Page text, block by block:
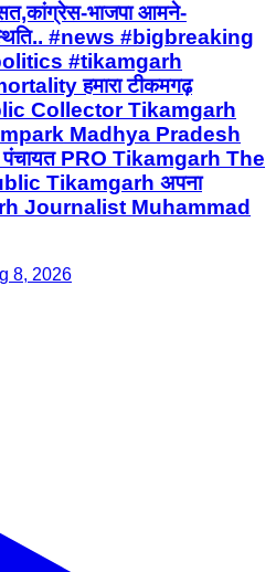
भाजपा आमने-
#news #bigbreaking
#tikamgarh
हमारा टीकमगढ़
Collector Tikamgarh
Madhya Pradesh
PRO Tikamgarh The
Tikamgarh अपना
Journalist Muhammad
8, 2026